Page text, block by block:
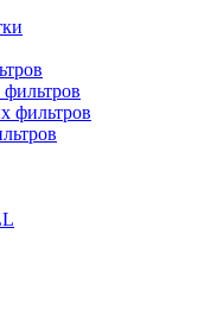
фильтров